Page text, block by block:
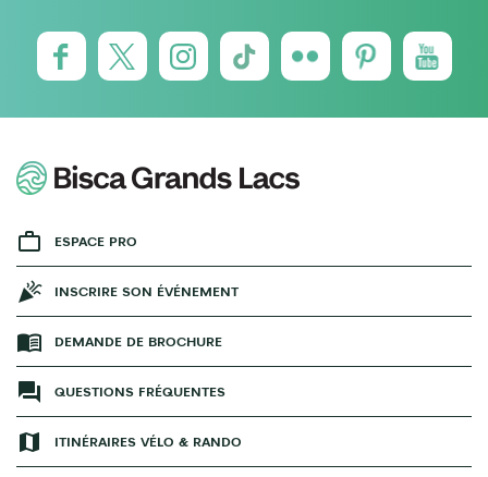
ESPACE PRO
INSCRIRE SON ÉVÉNEMENT
DEMANDE DE BROCHURE
QUESTIONS FRÉQUENTES
ITINÉRAIRES VÉLO & RANDO